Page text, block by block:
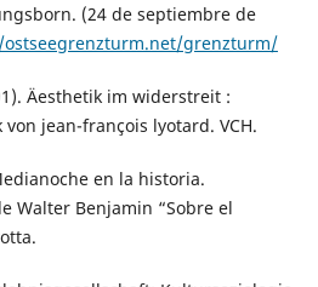
(24 de septiembre de
grenzturm/
Äesthetik im widerstreit :
jean-françois lyotard. VCH.
en la historia.
Walter Benjamin “Sobre el